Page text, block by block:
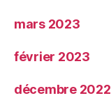
mars 2023
février 2023
décembre 2022